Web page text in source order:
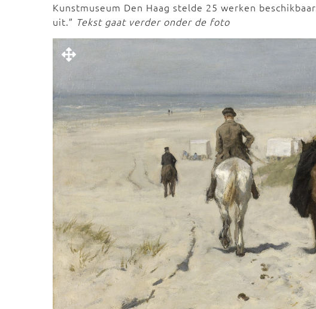
Kunstmuseum Den Haag stelde 25 werken
uit.” Tekst gaat verder onder de foto